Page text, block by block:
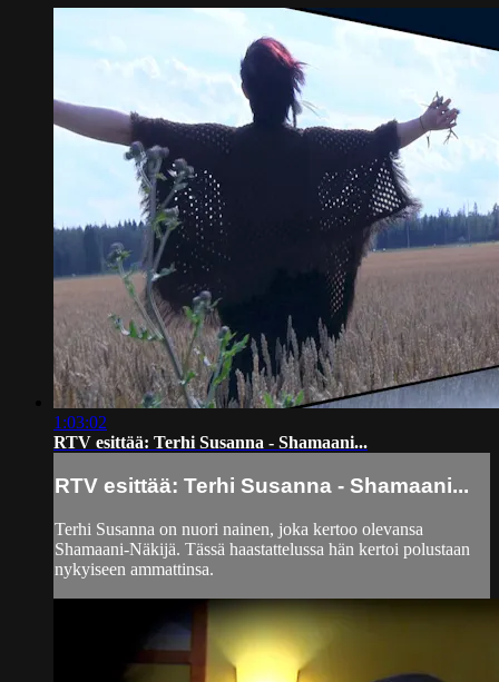
1:03:02
RTV esittää: Terhi Susanna - Shamaani...
RTV esittää: Terhi Susanna - Shamaani...
Terhi Susanna on nuori nainen, joka kertoo olevansa
Shamaani-Näkijä. Tässä haastattelussa hän kertoi polustaan
nykyiseen ammattinsa.